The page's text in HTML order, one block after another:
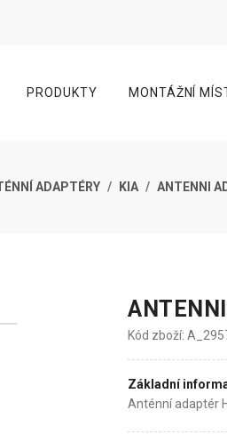
PRODUKTY MONTÁŽNÍ
ADAPTÉRY KIA ANTENNI
Kód zboží:
Základní
Anténní adaptér